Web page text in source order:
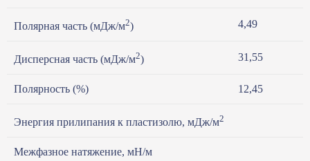
Полярная часть (мДж/м2) 4,49
Дисперсная часть (мДж/м2) 31,55
Полярность (%) 12,45
Энергия прилипания к пластизолю, мДж/м2
Межфазное натяжение, мН/м